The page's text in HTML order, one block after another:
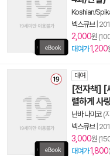
Koshian/
넥스큐브|
2,000원
대여가1,200
대여
[전자책] [
렬하게 사
난바 나미코(
넥스큐브|
3,000원
대여가1,800